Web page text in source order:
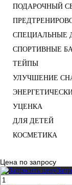
ПОДАРОЧНЫЙ
СПЕЦИАЛЬНЫЕ
СПОРТИВНЫЕ
ТЕЙПЫ
УЛУЧШЕНИЕ
УЦЕНКА
ДЛЯ ДЕТЕЙ
КОСМЕТИКА
Цена по запросу